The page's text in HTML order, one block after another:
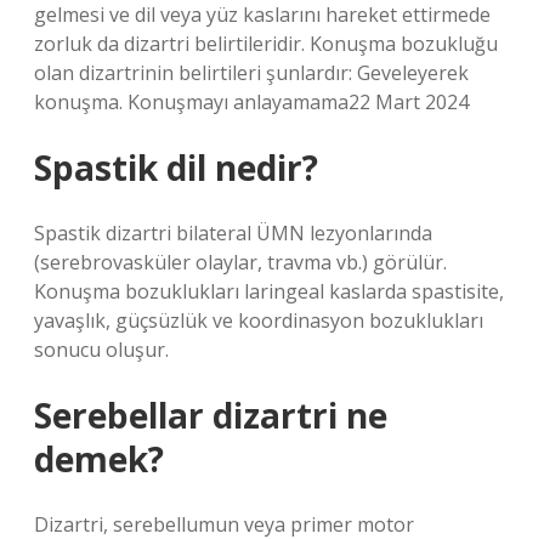
gelmesi ve dil veya yüz kaslarını hareket ettirmede
zorluk da dizartri belirtileridir. Konuşma bozukluğu
olan dizartrinin belirtileri şunlardır: Geveleyerek
konuşma. Konuşmayı anlayamama22 Mart 2024
Spastik dil nedir?
Spastik dizartri bilateral ÜMN lezyonlarında
(serebrovasküler olaylar, travma vb.) görülür.
Konuşma bozuklukları laringeal kaslarda spastisite,
yavaşlık, güçsüzlük ve koordinasyon bozuklukları
sonucu oluşur.
Serebellar dizartri ne
demek?
Dizartri, serebellumun veya primer motor